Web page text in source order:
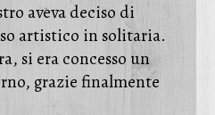
aveva deciso di
artistico in solitaria.
si era concesso un
grazie finalmente